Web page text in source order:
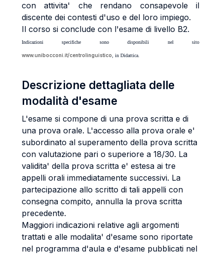
con attivita' che rendano consapevole il
discente dei contesti d'uso e del loro impiego.
Il corso si conclude con l'esame di livello B2.
Indicazioni specifiche sono disponibili nel sito
www.unibocconi.it/centrolinguistico , in Didattica.
Descrizione dettagliata delle
modalità d'esame
L'esame si compone di una prova scritta e di
una prova orale. L'accesso alla prova orale e'
subordinato al superamento della prova scritta
con valutazione pari o superiore a 18/30. La
validita' della prova scritta e' estesa ai tre
appelli orali immediatamente successivi. La
partecipazione allo scritto di tali appelli con
consegna compito, annulla la prova scritta
precedente.
Maggiori indicazioni relative agli argomenti
trattati e alle modalita' d'esame sono riportate
nel programma d'aula e d'esame pubblicati nel